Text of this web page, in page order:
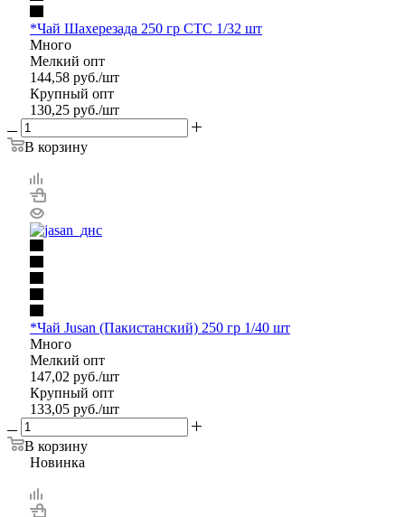
*Чай Шахерезада 250 гр СТС 1/32 шт
Много
Мелкий опт
144,58 руб./шт
Крупный опт
130,25 руб./шт
В корзину
*Чай Jusan (Пакистанский) 250 гр 1/40 шт
Много
Мелкий опт
147,02 руб./шт
Крупный опт
133,05 руб./шт
В корзину
Новинка